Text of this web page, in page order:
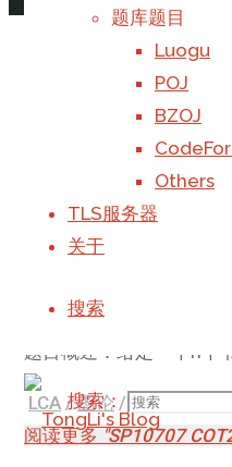
题库题目
Luogu
POJ
BZOJ
Others
TLS服务器
关于
搜索
搜索：
AT1219 /
回滚莫队模板题
阅读更多 "AT1219 /
题目概述：给定一个n个
LCA /图论/ 莫队
阅读更多 "SP10707